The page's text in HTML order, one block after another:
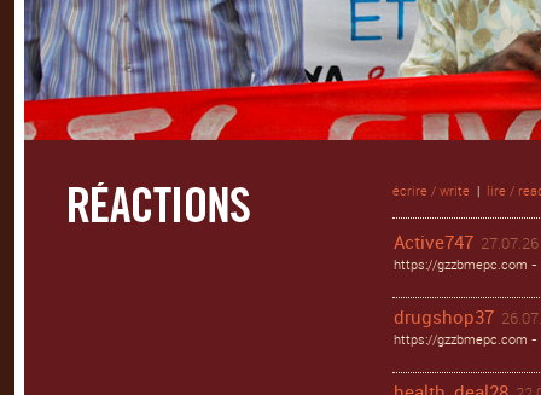
écrire / write | lire /
Active747
https://gzzbmepc.com
drugshop37
https://gzzbmepc.com